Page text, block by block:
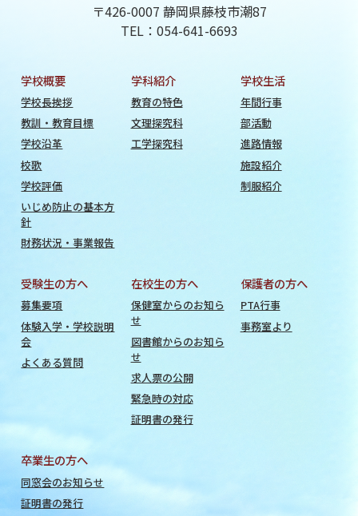
〒426-0007 静岡県藤枝市潮87
TEL：054-641-6693
学校概要
学校長挨拶
教訓・教育目標
学校沿革
校歌
学校評価
いじめ防止の基本方
針
財務状況・事業報告
学科紹介
教育の特色
文理探究科
工学探究科
学校生活
年間行事
部活動
進路情報
施設紹介
制服紹介
受験生の方へ
募集要項
体験入学・学校説明
会
よくある質問
在校生の方へ
保健室からのお知ら
せ
図書館からのお知ら
せ
求人票の公開
緊急時の対応
証明書の発行
保護者の方へ
PTA行事
事務室より
卒業生の方へ
同窓会のお知らせ
証明書の発行